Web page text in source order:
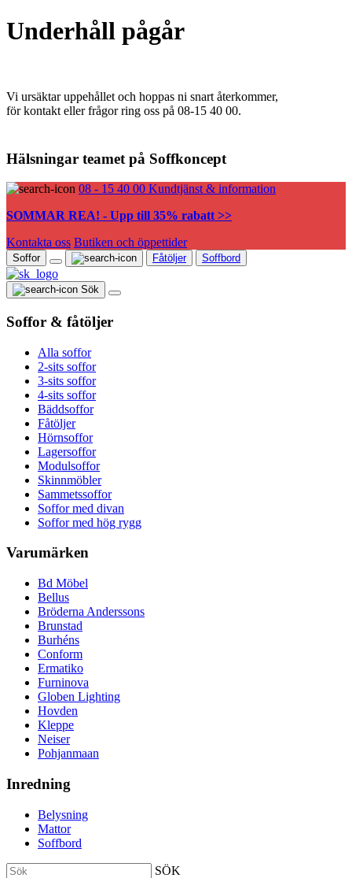
Underhåll pågår
Vi ursäktar uppehållet och hoppas ni snart återkommer,
för kontakt eller frågor ring oss på 08-15 40 00.
Hälsningar teamet på Soffkoncept
08 - 15 40 00 Kundtjänst & information
SOMMAR REA! - Upp till 35% rabatt >>
Kontakta oss Butiken och öppettider
Soffor Fåtöljer Soffbord
Sök
Soffor & fåtöljer
Alla soffor
2-sits soffor
3-sits soffor
4-sits soffor
Bäddsoffor
Fåtöljer
Hörnsoffor
Lagersoffor
Modulsoffor
Skinnmöbler
Sammetssoffor
Soffor med divan
Soffor med hög rygg
Varumärken
Bd Möbel
Bellus
Bröderna Anderssons
Brunstad
Burhéns
Conform
Ermatiko
Furninova
Globen Lighting
Hovden
Kleppe
Neiser
Pohjanmaan
Inredning
Belysning
Mattor
Soffbord
SÖK